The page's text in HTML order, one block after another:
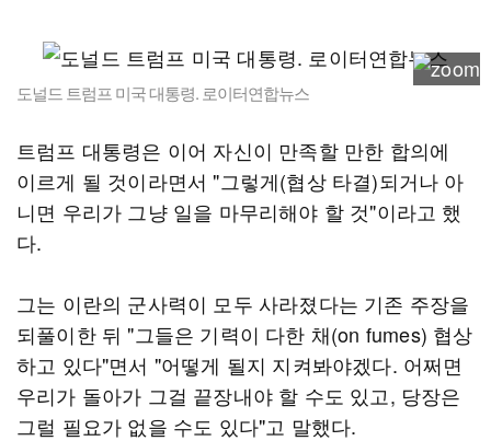
도널드 트럼프 미국 대통령. 로이터연합뉴스
트럼프 대통령은 이어 자신이 만족할 만한 합의에
이르게 될 것이라면서 "그렇게(협상 타결)되거나 아
니면 우리가 그냥 일을 마무리해야 할 것"이라고 했
다.
그는 이란의 군사력이 모두 사라졌다는 기존 주장을
되풀이한 뒤 "그들은 기력이 다한 채(on fumes) 협상
하고 있다"면서 "어떻게 될지 지켜봐야겠다. 어쩌면
우리가 돌아가 그걸 끝장내야 할 수도 있고, 당장은
그럴 필요가 없을 수도 있다"고 말했다.